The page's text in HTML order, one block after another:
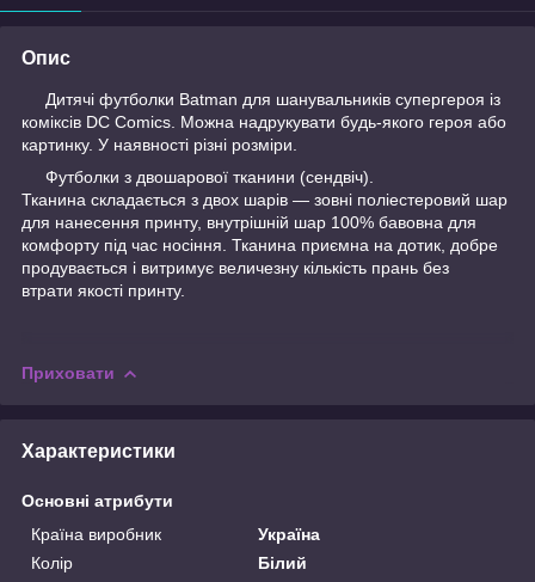
Опис
Дитячі футболки Batman для шанувальників супергероя із
коміксів DC Comics. Можна надрукувати будь-якого героя або
картинку. У наявності різні розміри.
Футболки з двошарової тканини (сендвіч).
Тканина складається з двох шарів — зовні поліестеровий шар
для нанесення принту, внутрішній шар 100% бавовна для
комфорту під час носіння. Тканина приємна на дотик, добре
продувається і витримує величезну кількість прань без
втрати якості принту.
Приховати
Характеристики
Основні атрибути
Країна виробник
Україна
Колір
Білий